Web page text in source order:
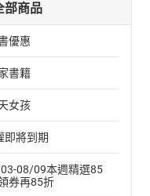
部商品
優惠
書籍
女孩
即將到期
03-08/09本週精選85
券再85折